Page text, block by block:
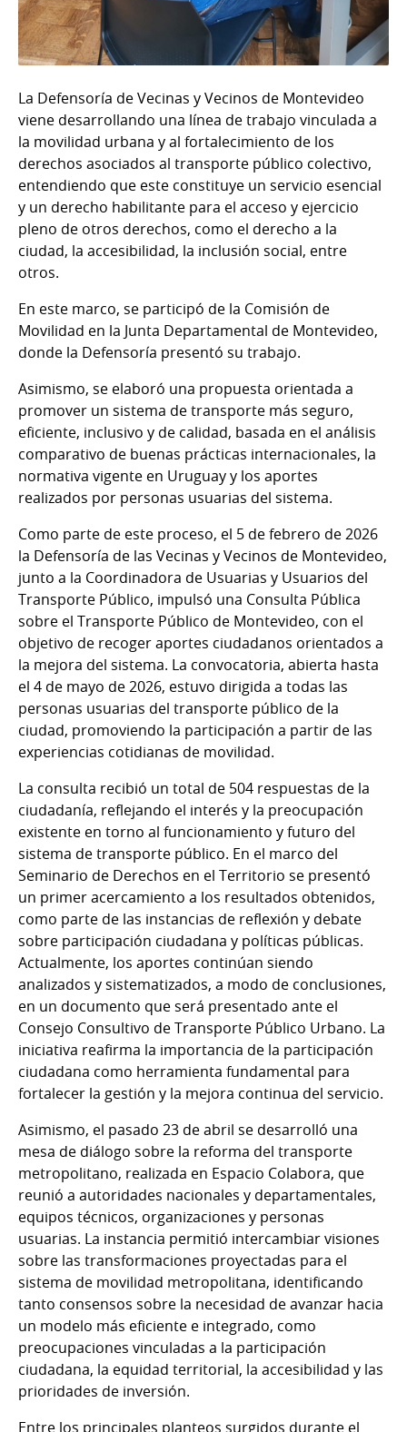
La Defensoría de Vecinas y Vecinos de Montevideo
viene desarrollando una línea de trabajo vinculada a
la movilidad urbana y al fortalecimiento de los
derechos asociados al transporte público colectivo,
entendiendo que este constituye un servicio esencial
y un derecho habilitante para el acceso y ejercicio
pleno de otros derechos, como el derecho a la
ciudad, la accesibilidad, la inclusión social, entre
otros.
En este marco, se participó de la Comisión de
Movilidad en la Junta Departamental de Montevideo,
donde la Defensoría presentó su trabajo.
Asimismo, se elaboró una propuesta orientada a
promover un sistema de transporte más seguro,
eficiente, inclusivo y de calidad, basada en el análisis
comparativo de buenas prácticas internacionales, la
normativa vigente en Uruguay y los aportes
realizados por personas usuarias del sistema.
Como parte de este proceso, el 5 de febrero de 2026
la Defensoría de las Vecinas y Vecinos de Montevideo,
junto a la Coordinadora de Usuarias y Usuarios del
Transporte Público, impulsó una Consulta Pública
sobre el Transporte Público de Montevideo, con el
objetivo de recoger aportes ciudadanos orientados a
la mejora del sistema. La convocatoria, abierta hasta
el 4 de mayo de 2026, estuvo dirigida a todas las
personas usuarias del transporte público de la
ciudad, promoviendo la participación a partir de las
experiencias cotidianas de movilidad.
La consulta recibió un total de 504 respuestas de la
ciudadanía, reflejando el interés y la preocupación
existente en torno al funcionamiento y futuro del
sistema de transporte público. En el marco del
Seminario de Derechos en el Territorio se presentó
un primer acercamiento a los resultados obtenidos,
como parte de las instancias de reflexión y debate
sobre participación ciudadana y políticas públicas.
Actualmente, los aportes continúan siendo
analizados y sistematizados, a modo de conclusiones,
en un documento que será presentado ante el
Consejo Consultivo de Transporte Público Urbano. La
iniciativa reafirma la importancia de la participación
ciudadana como herramienta fundamental para
fortalecer la gestión y la mejora continua del servicio.
Asimismo, el pasado 23 de abril se desarrolló una
mesa de diálogo sobre la reforma del transporte
metropolitano, realizada en Espacio Colabora, que
reunió a autoridades nacionales y departamentales,
equipos técnicos, organizaciones y personas
usuarias. La instancia permitió intercambiar visiones
sobre las transformaciones proyectadas para el
sistema de movilidad metropolitana, identificando
tanto consensos sobre la necesidad de avanzar hacia
un modelo más eficiente e integrado, como
preocupaciones vinculadas a la participación
ciudadana, la equidad territorial, la accesibilidad y las
prioridades de inversión.
Entre los principales planteos surgidos durante el